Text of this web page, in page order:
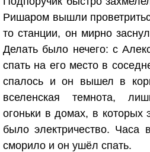
Ришаром вышли
то станции, он мирно
Делать было нечего: с
спать на его место в
спалось и он вышел в
вселенская темнота,
огоньки в домах, в которых
было электричество. Часа
сморило и он ушёл спать.